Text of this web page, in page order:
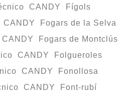
CANDY Fígols
Fogars de la Selva
Fogars de Montclús
CANDY Folgueroles
CANDY Fonollosa
CANDY Font-rubí